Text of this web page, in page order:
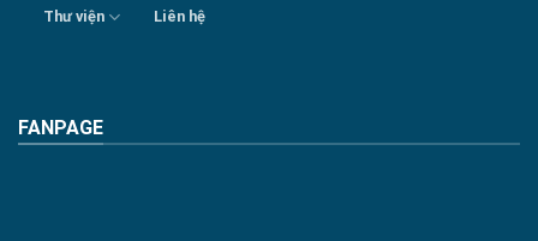
Thư viện Liên hệ
FANPAGE